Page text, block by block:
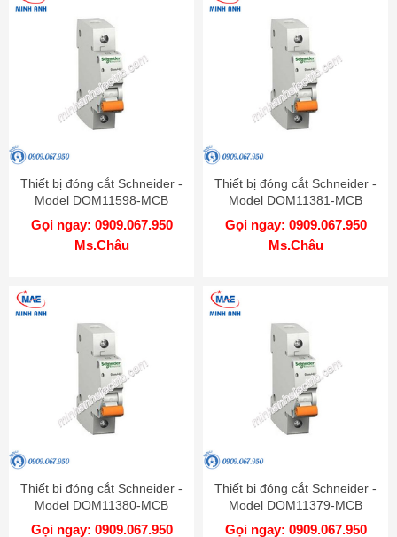
Thiết bị đóng cắt Schneider -
Model DOM11598-MCB
Gọi ngay: 0909.067.950
Ms.Châu
Thiết bị đóng cắt Schneider -
Model DOM11381-MCB
Gọi ngay: 0909.067.950
Ms.Châu
Thiết bị đóng cắt Schneider -
Model DOM11380-MCB
Gọi ngay: 0909.067.950
Thiết bị đóng cắt Schneider -
Model DOM11379-MCB
Gọi ngay: 0909.067.950